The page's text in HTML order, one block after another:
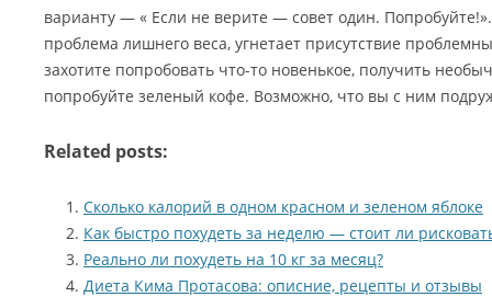
варианту — « Если не верите — совет один.
проблема лишнего веса, угнетает присутствие
захотите попробовать что-то новенькое, получить
попробуйте зеленый кофе. Возможно, что вы с ним
Related posts:
Сколько калорий в одном красном и зеленом яблоке
Как быстро похудеть за неделю — стоит ли
Реально ли похудеть на 10 кг за месяц?
Диета Кима Протасова: описние, рецепты и отзывы